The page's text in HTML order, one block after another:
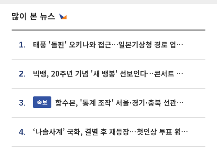
많이 본 뉴스
1. 태풍 '돌핀' 오키나와 접근…일본기상청 경로 업데이트
2. 빅뱅, 20주년 기념 '새 뱅봉' 선보인다⋯콘서트 앞두고 팝업 개최
3. 속보 합수본, '통계 조작' 서울·경기·충북 선관위 등 추가 압수수색
4. ‘나솔사계’ 국화, 결별 후 재등장⋯첫인상 투표 휩쓸고 ‘인기녀’ 등극